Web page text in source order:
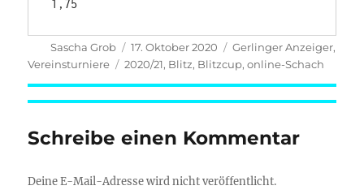
Autor
Sascha Grob
Veröffentlicht
am
17. Oktober 2020 Kategorien
Gerlinger Anzeiger,
Vereinsturniere
Schlagwörter
2020/21, Blitz, Blitzcup,online-Schach
Schreibe einen Kommentar
Deine E-Mail-Adresse wird nicht veröffentlicht.